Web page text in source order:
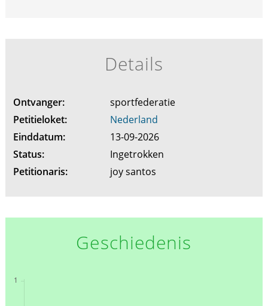
Details
Ontvanger:
sportfederatie
Petitieloket:
Nederland
Einddatum:
13-09-2026
Status:
Ingetrokken
Petitionaris:
joy santos
Geschiedenis